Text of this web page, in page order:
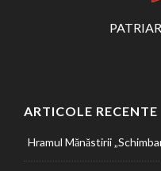
ARTICOLE RECENTE
Hramul Mănăstirii